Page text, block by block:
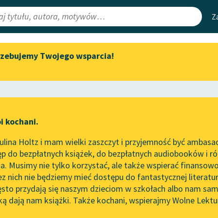
Lektury
redakcyjne
Aktualności
Spotkanie z Katarzyną Tunkiel
do słuchania na Wolnych
Lekturach
Nowy audiobook – „Marzenie
o Oriencie” Sophie Elkan
Kolekcja Nadwyraz.com x
Wolne Lektury – idealna na
Mapa
Leśmianator
API
OAI-PMH
Widget
Twojego wsparcia!
kochani.
Holtz i mam wielki zaszczyt i przyjemność być
do bezpłatnych książek, do bezpłatnych audiobooków i
Musimy nie tylko korzystać, ale także wspierać
nich nie będziemy mieć dostępu do fantastycznej
przydają się naszym dzieciom w szkołach albo nam
dają nam książki. Także kochani, wspierajmy Wolne
Andrzej Kijowski✖